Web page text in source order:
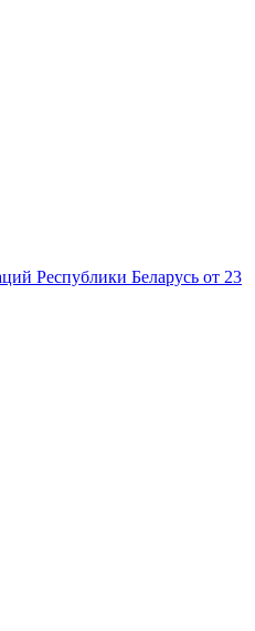
Республики Беларусь от 23